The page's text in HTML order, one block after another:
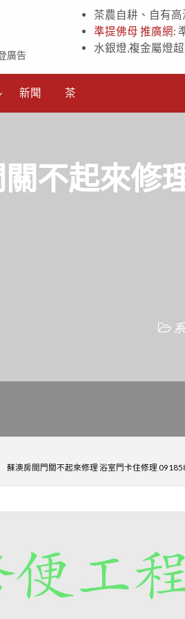
廣告
茶農自耕、自有
準提佛母 推廣網:
水銀燈,複金屬燈
新聞 茶
不起來修
蘇澳房間門關不起來修理 浴室門卡住修理